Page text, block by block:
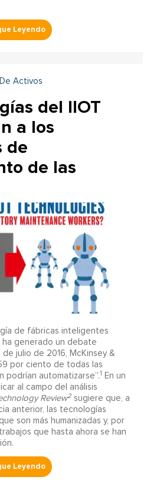
Activos
del IIOT
a los
de
de las
de fábricas inteligentes
ha generado un debate
julio de 2016, McKinsey &
por ciento de todas las
podrían automatizarse”.1
En un
al campo del análisis
Review2sugiere que, a
anterior, las tecnologías
son más humanizadas y, por
que hasta ahora se han